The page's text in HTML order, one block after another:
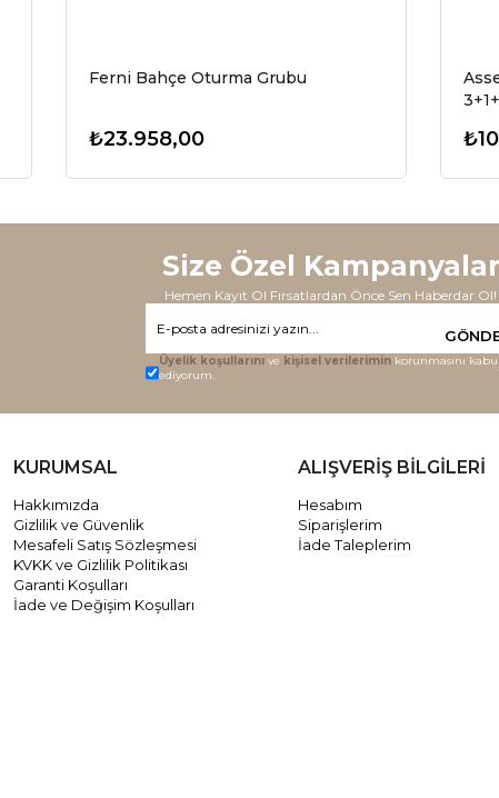
Ferni Bahçe Oturma Grubu
₺23.958,00
Size Özel Kampanyalar
Hemen Kayıt Ol Fırsatlardan Önce Sen Haberdar Ol!
Üyelik koşullarınıve kişisel verileriminkorunmasını kabul
ediyorum.
KURUMSAL
Hakkımızda
Gizlilik ve Güvenlik
Mesafeli Satış Sözleşmesi
KVKK ve Gizlilik Politikası
Garanti Koşulları
İade ve Değişim Koşulları
ALIŞVERİŞ BİLGİLERİ
Hesabım
Siparişlerim
İade Taleplerim